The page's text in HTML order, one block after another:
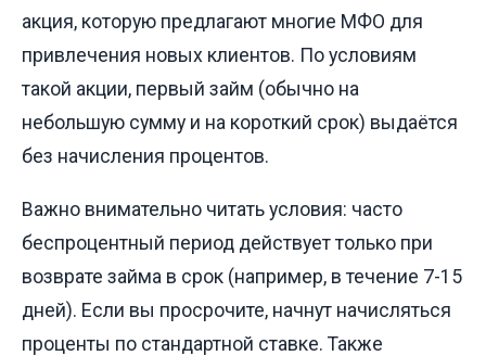
акция, которую предлагают многие МФО для
привлечения новых клиентов. По условиям
такой акции, первый займ (обычно на
небольшую сумму и на короткий срок) выдаётся
без начисления процентов.
Важно внимательно читать условия: часто
беспроцентный период действует только при
возврате займа в срок (например, в течение 7-15
дней). Если вы просрочите, начнут начисляться
проценты по стандартной ставке. Также